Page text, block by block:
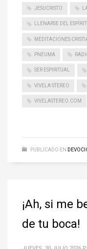
JESUCRISTO
LLENARSE DEL
MEDITACIONES
PNEUMA
SER ESPIRITUAL
VIVELA STEREO
VIVELASTEREO.COM
PUBLICADO EN
¡Ah, si me
de tu boca!